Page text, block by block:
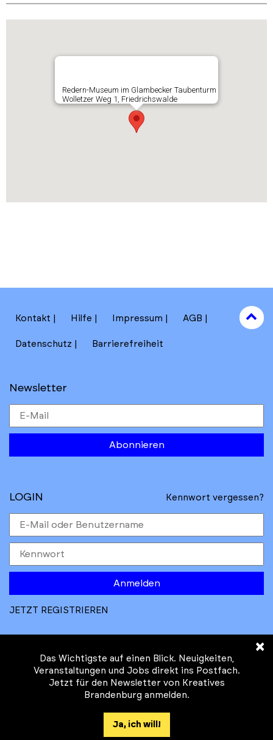
Redern-Museum im Glambecker Taubenturm
Wolletzer Weg 1, Friedrichswalde
Kontakt Hilfe Impressum AGB
Datenschutz Barrierefreiheit
Newsletter
Abonnieren
to
top
LOGIN Kennwort vergessen?
Anmelden
JETZT REGISTRIEREN
© Kreatives Brandenburg im Auftrag des
Klimaschutz des Landes Brandenburg
×
Das Wichtigste auf einen Blick. Neuigkeiten,
Veranstaltungen und Jobs direkt ins Postfach.
Jetzt für den Newsletter von Kreatives
Brandenburg anmelden.
Ja, ich will!